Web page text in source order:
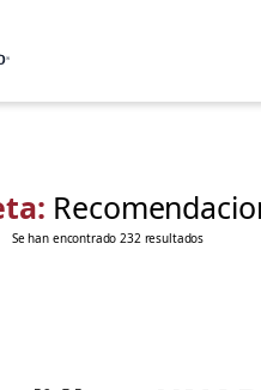
Se han encontrado 232 resultados